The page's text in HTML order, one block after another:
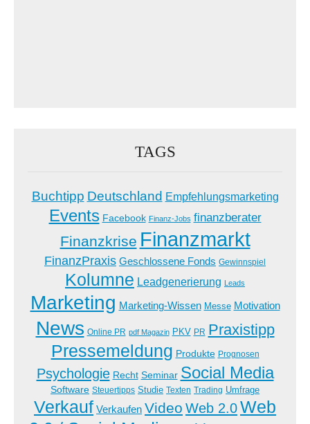
TAGS
Buchtipp Deutschland Empfehlungsmarketing
Events Facebook Finanz-Jobs finanzberater
Finanzkrise Finanzmarkt
FinanzPraxis Geschlossene Fonds Gewinnspiel
Kolumne Leadgenerierung Leads
Marketing Marketing-Wissen Messe Motivation
News Online PR pdf Magazin PKV PR Praxistipp
Pressemeldung Produkte Prognosen
Psychologie Recht Seminar Social Media
Software Steuertipps Studie Texten Trading Umfrage
Verkauf Verkaufen Video Web 2.0Web